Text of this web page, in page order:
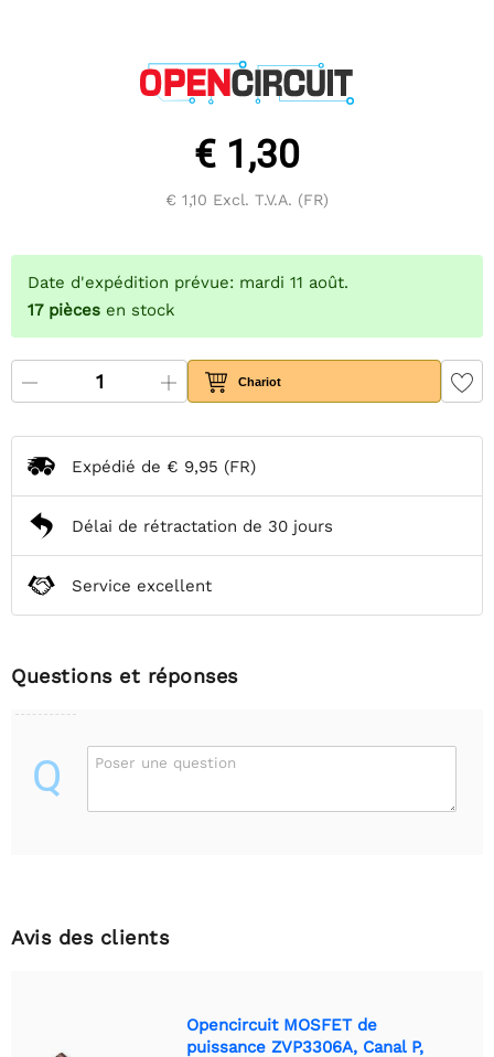
€ 1,30
€ 1,10 Excl. T.V.A. (FR)
Date d'expédition prévue: mardi 11 août.
17pièces en stock
Chariot
Expédié de € 9,95 (FR)
Délai de rétractation de 30 jours
Service excellent
Questions et réponses
Q Poser une question
Avis des clients
Opencircuit MOSFET de
puissance ZVP3306A, Canal P,